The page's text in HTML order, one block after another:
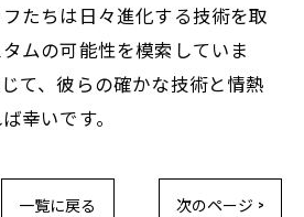
たちは日々進化する技術を取
ムの可能性を模索していま
て、彼らの確かな技術と情熱
幸いです。
一覧に戻る 次のページ >